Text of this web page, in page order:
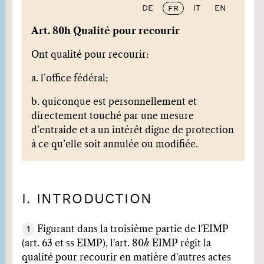
DE FR IT EN
Art. 80h Qualité pour recourir
Ont qualité pour recourir:
a. l’office fédéral;
b. quiconque est personnellement et
directement touché par une mesure
d’entraide et a un intérêt digne de protection
à ce qu’elle soit annulée ou modifiée.
I. INTRODUCTION
1
Figurant dans la troisième partie de l'EIMP
(art. 63 et ss EIMP), l'art. 80h EIMP régit la
qualité pour recourir en matière d'autres actes